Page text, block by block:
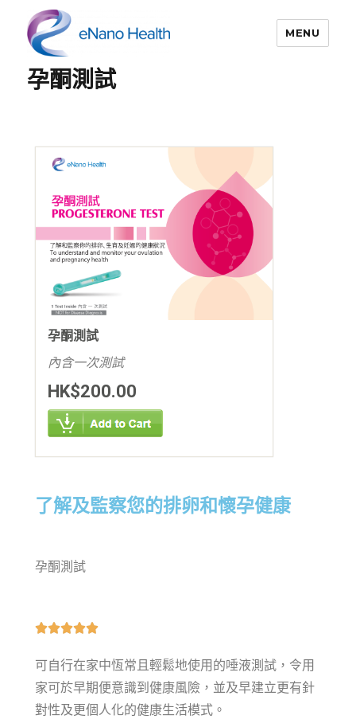
依納康科技
MENU
孕酮測試
孕酮測試
內含一次測試
HK$200.00
了解及監察您的排卵和懷孕健康
孕酮測試

可自行在家中恆常且輕鬆地使用的唾液測試，令用
家可於早期便意識到健康風險，並及早建立更有針
對性及更個人化的健康生活模式。